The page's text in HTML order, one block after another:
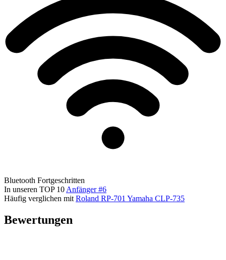
Bluetooth Fortgeschritten
In unseren TOP 10 Anfänger #6
Häufig verglichen mit Roland RP-701 Yamaha CLP-735
Bewertungen